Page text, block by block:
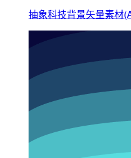
抽象科技背景矢量素材